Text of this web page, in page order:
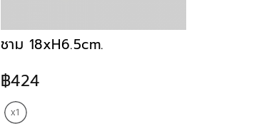
ชาม 18xH6.5cm.
฿424